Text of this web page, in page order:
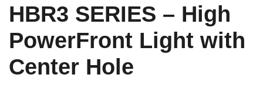
HBR3 SERIES – High
PowerFront Light with
Center Hole